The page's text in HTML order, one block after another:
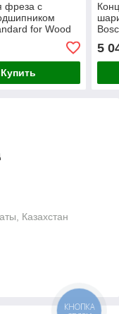
фреза с
for Wood
Купить
5
Казахстан
КНОПКА